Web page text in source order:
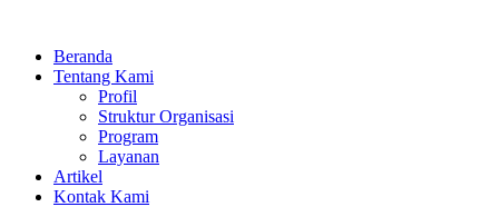
kontenBeranda
Tentang Kami
Profil
Struktur Organisasi
Program
Layanan
Artikel
Kontak Kami